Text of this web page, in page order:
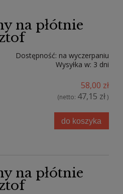
na płótnie
Dostępność: na wyczerpaniu
Wysyłka w: 3 dni
58,00 zł
(netto: 47,15 zł)
do koszyka
na płótnie